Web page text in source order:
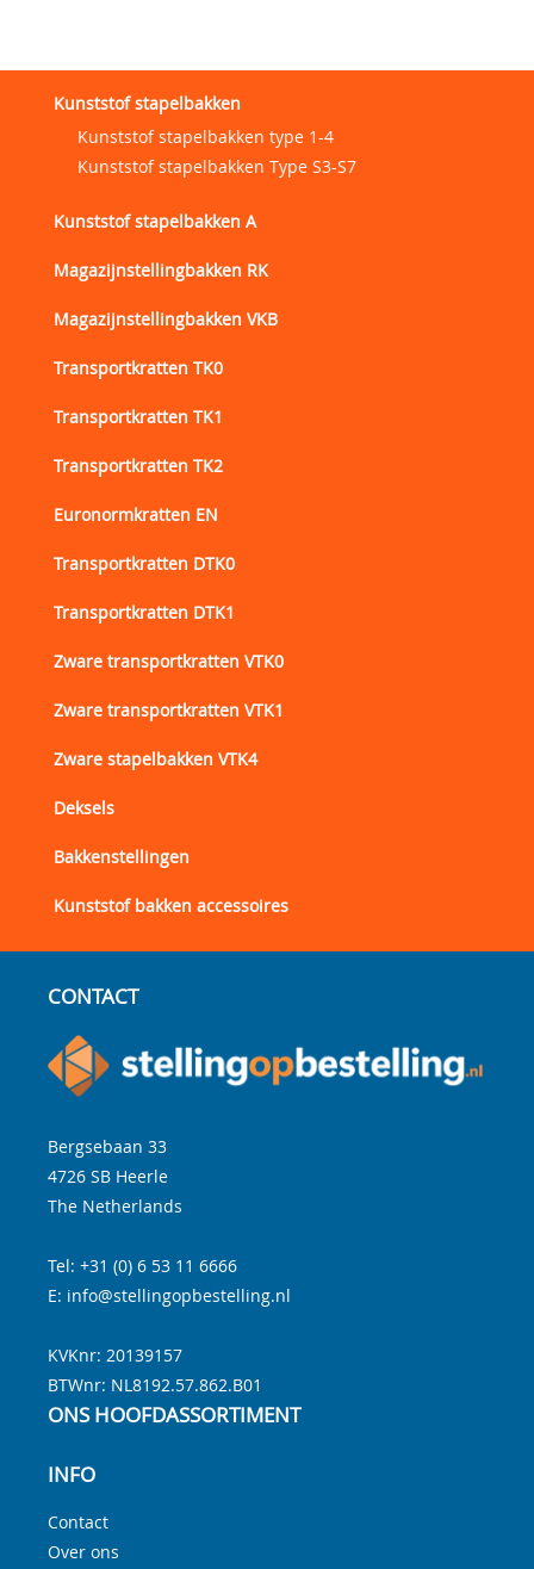
Kunststof stapelbakken
Kunststof stapelbakken type 1-4
Kunststof stapelbakken Type S3-S7
Kunststof stapelbakken A
Magazijnstellingbakken RK
Magazijnstellingbakken VKB
Transportkratten TK0
Transportkratten TK1
Transportkratten TK2
Euronormkratten EN
Transportkratten DTK0
Transportkratten DTK1
Zware transportkratten VTK0
Zware transportkratten VTK1
Zware stapelbakken VTK4
Deksels
Bakkenstellingen
Kunststof bakken accessoires
CONTACT
Bergsebaan 33
4726 SB Heerle
The Netherlands
Tel: +31 (0) 6 53 11 6666
E: info@stellingopbestelling.nl
KVKnr: 20139157
BTWnr: NL8192.57.862.B01
ONS HOOFDASSORTIMENT
INFO
Contact
Over ons